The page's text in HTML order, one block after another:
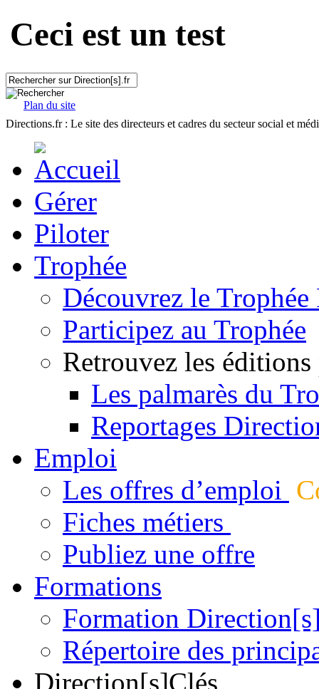
Ceci est un test
Plan du site
Directions.fr : Le site des directeurs et cadres du secteur social et
Gérer
Piloter
Trophée
Découvrez le
Participez au Trophée
Retrouvez les éditions
Les palmarès du
Reportages
Emploi
Les offres d’emploi
Fiches métiers
Publiez une offre
Formations
Formation
Répertoire des
Direction[s]Clés